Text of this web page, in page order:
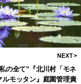
の全て”『北川村「モネ
ルモッタン』庭園管理責